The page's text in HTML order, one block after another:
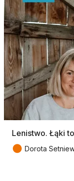
Lenistwo. Łąki
● Dorota